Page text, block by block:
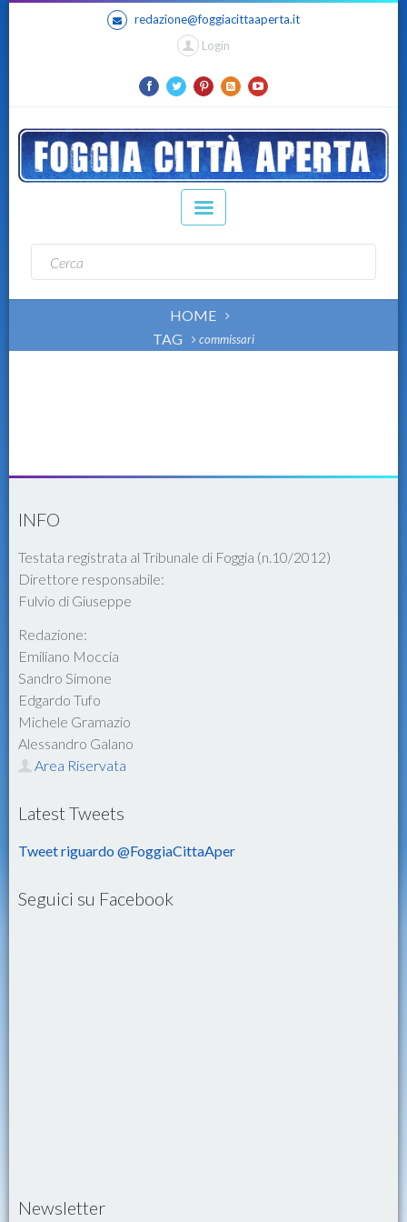
redazione@foggiacittaaperta.it
Login
HOME
TAG
commissari
INFO
Testata registrata al Tribunale di Foggia (n.10/2012)
Direttore responsabile:
Fulvio di Giuseppe
Redazione:
Emiliano Moccia
Sandro Simone
Edgardo Tufo
Michele Gramazio
Alessandro Galano
Area Riservata
Latest Tweets
Tweet riguardo @FoggiaCittaAper
Seguici su Facebook
Newsletter